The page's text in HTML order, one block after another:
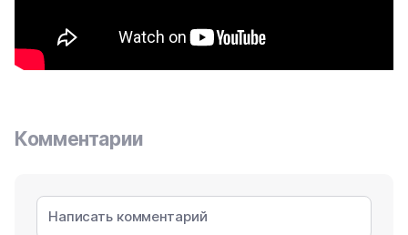
Комментарии